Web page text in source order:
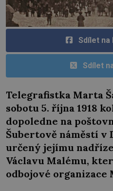
Sdílet na
Sdílet
Telegrafistka Marta
sobotu 5. října 1918
dopoledne na
Šubertově náměstí v
určený jejímu
Václavu Malému,
odbojové organizace